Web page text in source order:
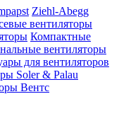
Ziehl-Abegg
вентиляторы
Компактные
вентиляторы
для вентиляторов
Soler & Palau
Вентс